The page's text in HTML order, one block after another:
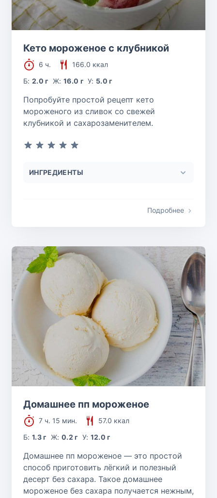
Кето мороженое с клубникой
6 ч.
166.0 ккал
Б:2.0 г Ж: 16.0 г У: 5.0 г
Попробуйте простой рецепт кето
мороженого из сливок со свежей
клубникой и сахарозаменителем.
ИНГРЕДИЕНТЫ
Подробнее
Домашнее пп мороженое
7 ч. 15 мин.
57.0 ккал
Б:1.3 г Ж: 0.2 г У: 12.0 г
Домашнее пп мороженое — это простой
способ приготовить лёгкий и полезный
десерт без сахара. Такое домашнее
мороженое без сахара получается нежным,